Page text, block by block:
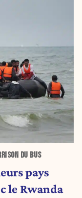
DU BUS
pays
le Rwanda